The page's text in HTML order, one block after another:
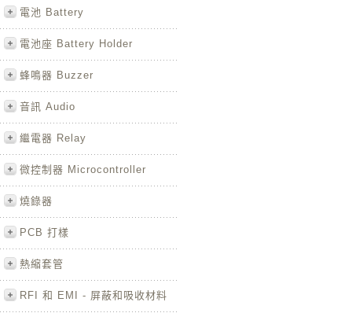
電池 Battery
電池座 Battery Holder
蜂鳴器 Buzzer
音訊 Audio
繼電器 Relay
微控制器 Microcontroller
燒錄器
PCB 打樣
熱縮套管
RFI 和 EMI - 屏蔽和吸收材料